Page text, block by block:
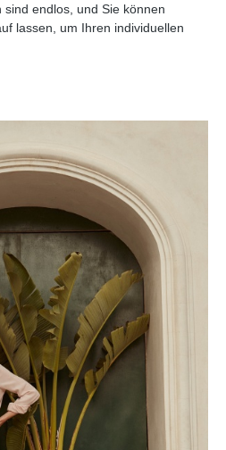
endlos, und Sie können
lassen, um Ihren individuellen